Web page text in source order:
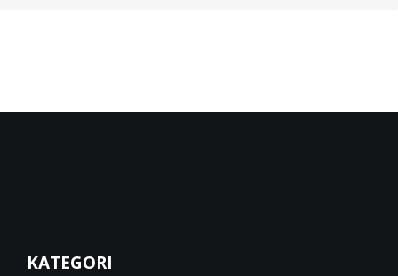
KATEGORI